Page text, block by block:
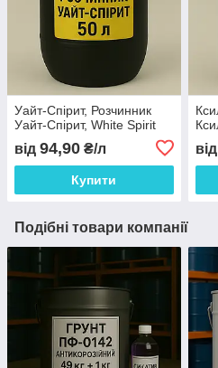
Уайт-Спірит, Розчинник
Уайт-Спірит, White Spirit
від 94,90 ₴/л
Купити
від
Подібні товари компанії